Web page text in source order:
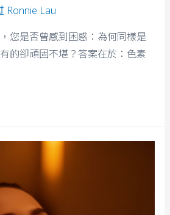
Ronnie Lau
您是否曾感到困惑：為何同樣是
的卻頑固不堪？答案在於：色素